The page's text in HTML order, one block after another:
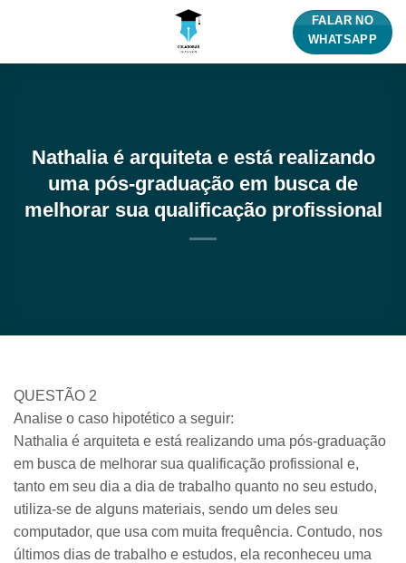
FALAR NO
WHATSAPP
Nathalia é arquiteta e está realizando
uma pós-graduação em busca de
melhorar sua qualificação profissional
QUESTÃO 2
Analise o caso hipotético a seguir:
Nathalia é arquiteta e está realizando uma pós-graduação
em busca de melhorar sua qualificação profissional e,
tanto em seu dia a dia de trabalho quanto no seu estudo,
utiliza-se de alguns materiais, sendo um deles seu
computador, que usa com muita frequência. Contudo, nos
últimos dias de trabalho e estudos, ela reconheceu uma